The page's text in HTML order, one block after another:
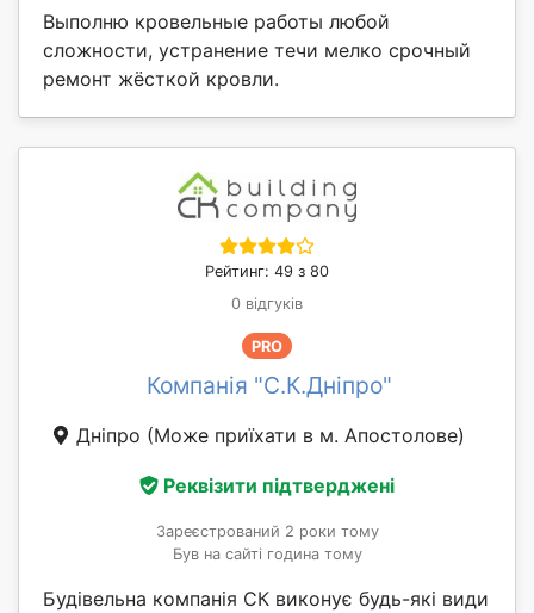
Выполню кровельные работы любой
сложности, устранение течи мелко срочный
ремонт жёсткой кровли.
Рейтинг: 49 з 80
0 відгуків
PRO
Компанія "С.К.Дніпро"
Дніпро (Може приїхати в м. Апостолове)
Реквізити підтверджені
Зареєстрований 2 роки тому
Був на сайті година тому
Будівельна компанія СК виконує будь-які види